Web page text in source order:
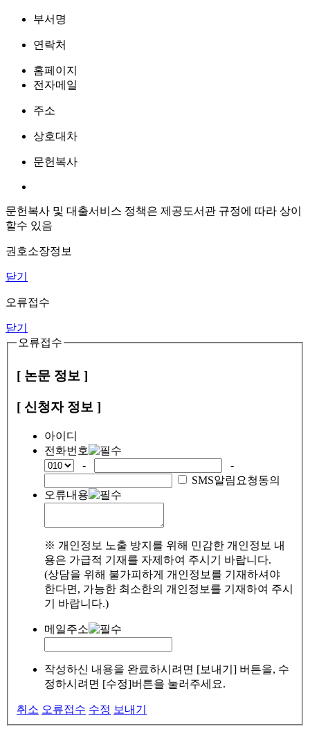
부서명
연락처
홈페이지
전자메일
주소
상호대차
문헌복사
문헌복사 및 대출서비스 정책은 제공도서관 규정에 따라 상이
할수 있음
권호소장정보
닫기
오류접수
닫기
오류접수
[ 논문 정보 ]
[ 신청자 정보 ]
아이디
전화번호
-
-
SMS알림요청동의
오류내용
※ 개인정보 노출 방지를 위해 민감한 개인정보 내
용은 가급적 기재를 자제하여 주시기 바랍니다.
(상담을 위해 불가피하게 개인정보를 기재하셔야
한다면, 가능한 최소한의 개인정보를 기재하여 주시
기 바랍니다.)
메일주소
작성하신 내용을 완료하시려면 [보내기] 버튼을, 수
정하시려면 [수정]버튼을 눌러주세요.
취소 오류접수 수정 보내기